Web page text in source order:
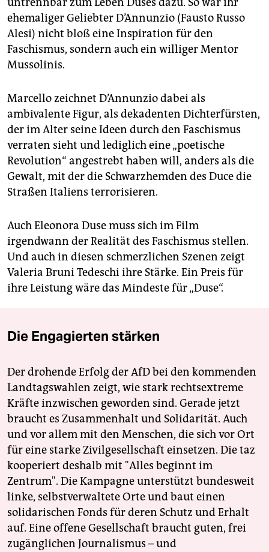
untrennbar zum Leben Duses dazu. So war ihr
ehemaliger Geliebter D’Annunzio (Fausto Russo
Alesi) nicht bloß eine Inspiration für den
Faschismus, sondern auch ein williger Mentor
Mussolinis.
Marcello zeichnet D’Annunzio dabei als
ambivalente Figur, als dekadenten Dichterfürsten,
der im Alter seine Ideen durch den Faschismus
verraten sieht und lediglich eine „poe­tische
Revolution“ angestrebt haben will, anders als die
Gewalt, mit der die Schwarzhemden des Duce die
Straßen Italiens terrorisieren.
Auch Eleonora Duse muss sich im Film
irgendwann der Realität des Faschismus stellen.
Und auch in diesen schmerzlichen Szenen zeigt
Valeria Bruni Tedeschi ihre Stärke. Ein Preis für
ihre Leistung wäre das Mindeste für „Duse“.
Die Engagierten stärken
Der drohende Erfolg der AfD bei den kommenden
Landtagswahlen zeigt, wie stark rechtsextreme
Kräfte inzwischen geworden sind. Gerade jetzt
braucht es Zusammenhalt und Solidarität. Auch
und vor allem mit den Menschen, die sich vor Ort
für eine starke Zivilgesellschaft einsetzen. Die taz
kooperiert deshalb mit "Alles beginnt im
Zentrum". Die Kampagne unterstützt bundesweit
linke, selbstverwaltete Orte und baut einen
solidarischen Fonds für deren Schutz und Erhalt
auf. Eine offene Gesellschaft braucht guten, frei
zugänglichen Journalismus – und